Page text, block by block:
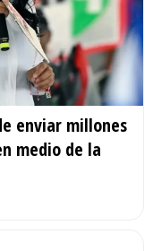
enviar millones
medio de la